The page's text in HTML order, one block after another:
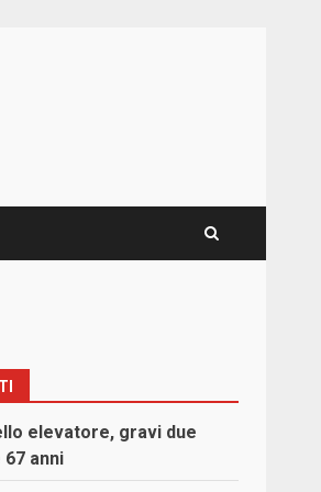
elevatore, gravi due
anni